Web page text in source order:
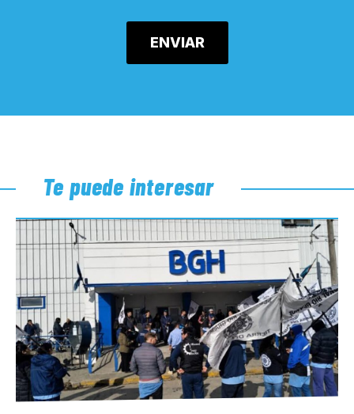
Te puede interesar